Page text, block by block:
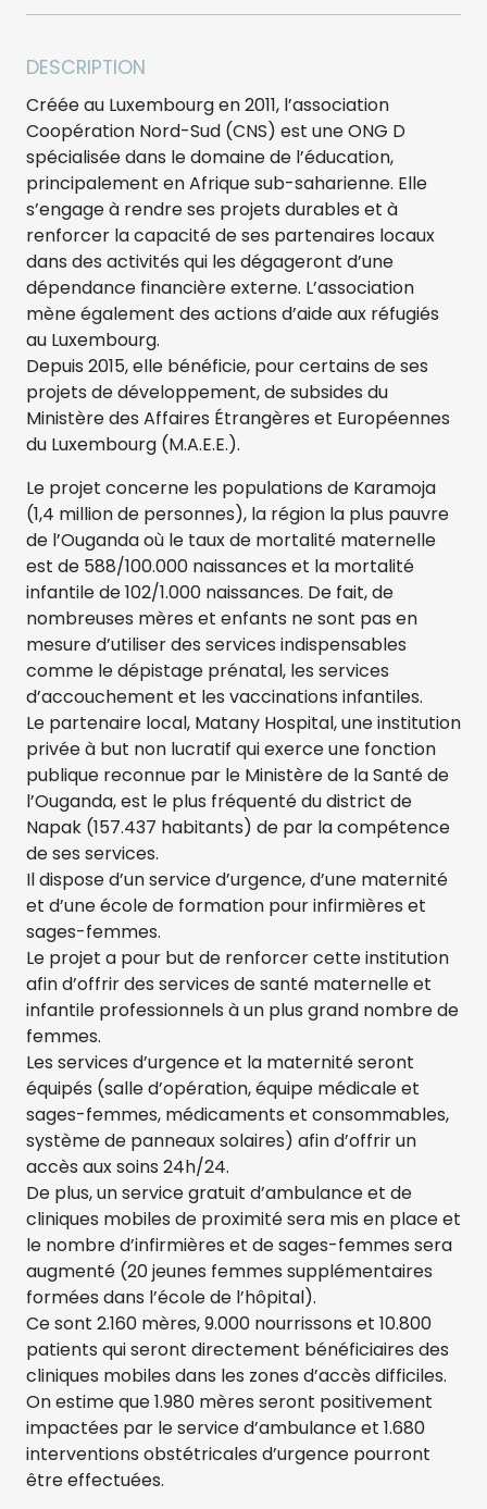
DESCRIPTION
Créée au Luxembourg en 2011, l’association
Coopération Nord-Sud (CNS) est une ONG D
spécialisée dans le domaine de l’éducation,
principalement en Afrique sub-saharienne. Elle
s’engage à rendre ses projets durables et à
renforcer la capacité de ses partenaires locaux
dans des activités qui les dégageront d’une
dépendance financière externe. L’association
mène également des actions d’aide aux réfugiés
au Luxembourg.
Depuis 2015, elle bénéficie, pour certains de ses
projets de développement, de subsides du
Ministère des Affaires Étrangères et Européennes
du Luxembourg (M.A.E.E.).
Le projet concerne les populations de Karamoja
(1,4 million de personnes), la région la plus pauvre
de l’Ouganda où le taux de mortalité maternelle
est de 588/100.000 naissances et la mortalité
infantile de 102/1.000 naissances. De fait, de
nombreuses mères et enfants ne sont pas en
mesure d’utiliser des services indispensables
comme le dépistage prénatal, les services
d’accouchement et les vaccinations infantiles.
Le partenaire local, Matany Hospital, une institution
privée à but non lucratif qui exerce une fonction
publique reconnue par le Ministère de la Santé de
l’Ouganda, est le plus fréquenté du district de
Napak (157.437 habitants) de par la compétence
de ses services.
Il dispose d’un service d’urgence, d’une maternité
et d’une école de formation pour infirmières et
sages-femmes.
Le projet a pour but de renforcer cette institution
afin d’offrir des services de santé maternelle et
infantile professionnels à un plus grand nombre de
femmes.
Les services d’urgence et la maternité seront
équipés (salle d’opération, équipe médicale et
sages-femmes, médicaments et consommables,
système de panneaux solaires) afin d’offrir un
accès aux soins 24h/24.
De plus, un service gratuit d’ambulance et de
cliniques mobiles de proximité sera mis en place et
le nombre d’infirmières et de sages-femmes sera
augmenté (20 jeunes femmes supplémentaires
formées dans l’école de l’hôpital).
Ce sont 2.160 mères, 9.000 nourrissons et 10.800
patients qui seront directement bénéficiaires des
cliniques mobiles dans les zones d’accès difficiles.
On estime que 1.980 mères seront positivement
impactées par le service d’ambulance et 1.680
interventions obstétricales d’urgence pourront
être effectuées.